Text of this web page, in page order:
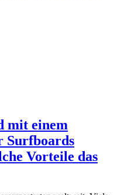
mit einem
Surfboards
Vorteile das